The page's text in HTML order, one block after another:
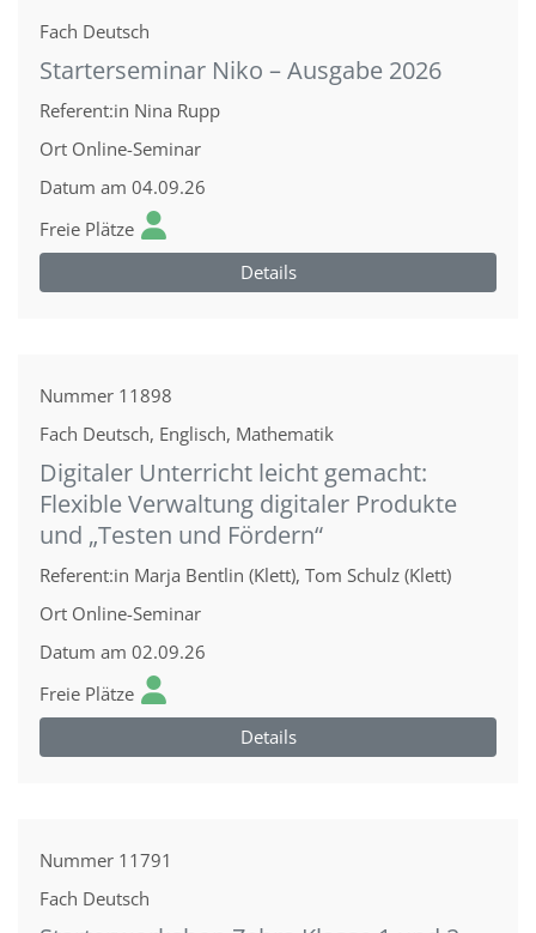
Fach Deutsch
Starterseminar Niko – Ausgabe 2026
Referent:in Nina Rupp
Ort Online-Seminar
Datum am 04.09.26
Freie Plätze
Details
Nummer 11898
Fach Deutsch, Englisch, Mathematik
Digitaler Unterricht leicht gemacht:
Flexible Verwaltung digitaler Produkte
und „Testen und Fördern“
Referent:in Marja Bentlin (Klett), Tom Schulz (Klett)
Ort Online-Seminar
Datum am 02.09.26
Freie Plätze
Details
Nummer 11791
Fach Deutsch